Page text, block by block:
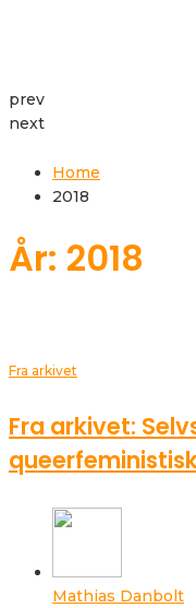
prev
next
Home
2018
År: 2018
Fra arkivet
Fra arkivet:
Mathias Danbolt